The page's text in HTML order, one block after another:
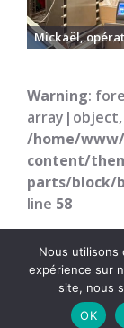
Mickaël,
Warning:
array|object,
/home/
content/
parts/block/
line 58
Nous utilisons
expérience sur
site, nous
OK